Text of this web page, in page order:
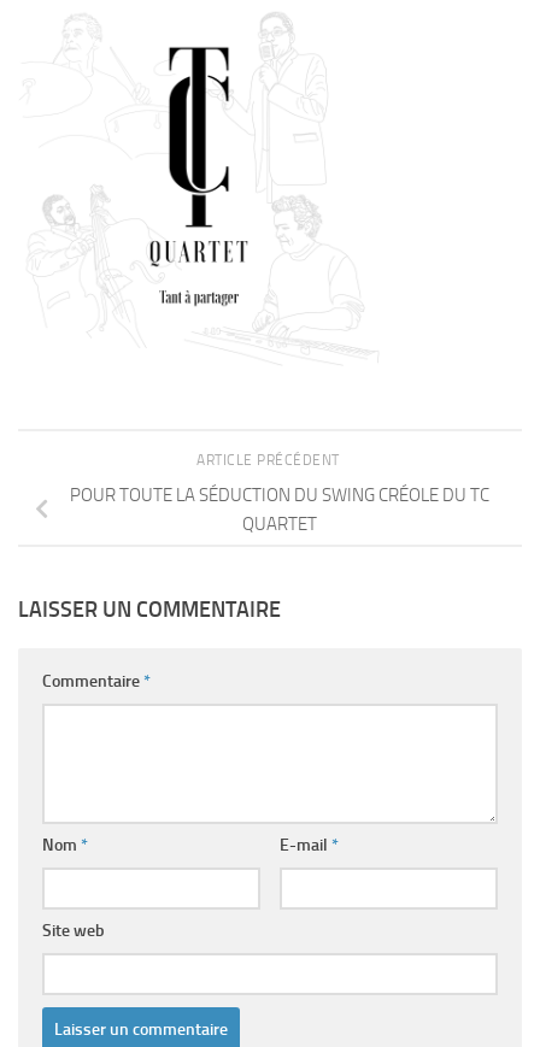
ARTICLE PRÉCÉDENT
POUR TOUTE LA SÉDUCTION DU SWING CRÉOLE DU TC
QUARTET
LAISSER UN COMMENTAIRE
Commentaire*
Nom * E-mail *
Site web